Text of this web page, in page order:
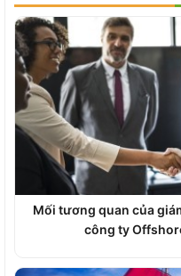
Mối tương quan của
công ty